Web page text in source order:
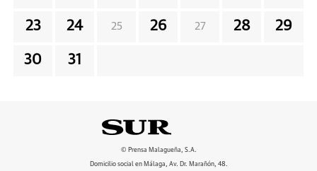
23 24 25 26 27 28 29
30 31
© Prensa Malagueña, S.A.
Domicilio social en Málaga, Av. Dr. Marañón, 48.